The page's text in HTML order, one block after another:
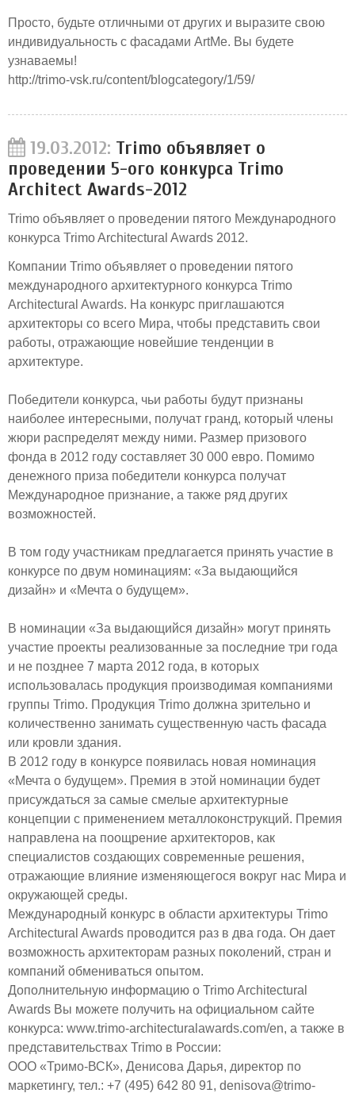
Просто, будьте отличными от других и выразите свою
индивидуальность с фасадами ArtMe. Вы будете
узнаваемы!
http://trimo-vsk.ru/content/blogcategory/1/59/
19.03.2012: Trimo объявляет о
проведении 5-ого конкурса Trimo
Architect Awards-2012
Trimo объявляет о проведении пятого Международного
конкурса Trimo Architectural Awards 2012.
Компании Trimo объявляет о проведении пятого
международного архитектурного конкурса Trimo
Architectural Awards. На конкурс приглашаются
архитекторы со всего Мира, чтобы представить свои
работы, отражающие новейшие тенденции в
архитектуре.
Победители конкурса, чьи работы будут признаны
наиболее интересными, получат гранд, который члены
жюри распределят между ними. Размер призового
фонда в 2012 году составляет 30 000 евро. Помимо
денежного приза победители конкурса получат
Международное признание, а также ряд других
возможностей.
В том году участникам предлагается принять участие в
конкурсе по двум номинациям: «За выдающийся
дизайн» и «Мечта о будущем».
В номинации «За выдающийся дизайн» могут принять
участие проекты реализованные за последние три года
и не позднее 7 марта 2012 года, в которых
использовалась продукция производимая компаниями
группы Trimo. Продукция Trimo должна зрительно и
количественно занимать существенную часть фасада
или кровли здания.
В 2012 году в конкурсе появилась новая номинация
«Мечта о будущем». Премия в этой номинации будет
присуждаться за самые смелые архитектурные
концепции с применением металлоконструкций. Премия
направлена на поощрение архитекторов, как
специалистов создающих современные решения,
отражающие влияние изменяющегося вокруг нас Мира и
окружающей среды.
Международный конкурс в области архитектуры Trimo
Architectural Awards проводится раз в два года. Он дает
возможность архитекторам разных поколений, стран и
компаний обмениваться опытом.
Дополнительную информацию о Trimo Architectural
Awards Вы можете получить на официальном сайте
конкурса: www.trimo-architecturalawards.com/en, а также в
представительствах Trimo в России:
ООО «Тримо-ВСК», Денисова Дарья, директор по
маркетингу, тел.: +7 (495) 642 80 91, denisova@trimo-